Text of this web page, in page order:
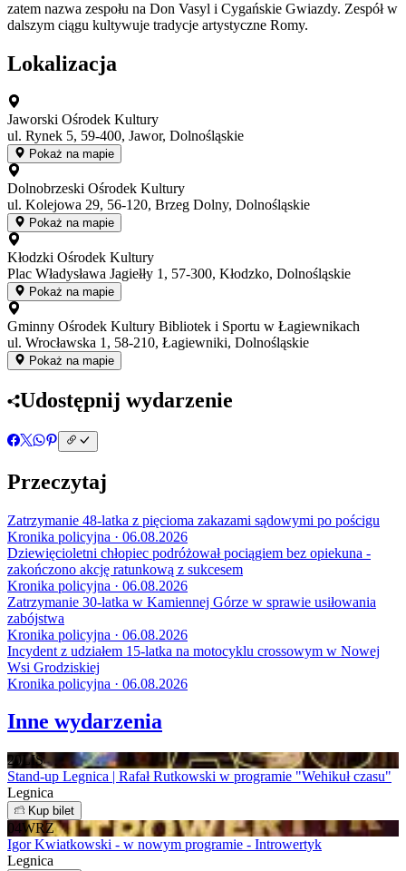
zatem nazwa zespołu na Don Vasyl i Cygańskie Gwiazdy. Zespół w
dalszym ciągu kultywuje tradycje artystyczne Romy.
Lokalizacja
Jaworski Ośrodek Kultury
ul. Rynek 5, 59-400, Jawor, Dolnośląskie
Pokaż na mapie
Dolnobrzeski Ośrodek Kultury
ul. Kolejowa 29, 56-120, Brzeg Dolny, Dolnośląskie
Pokaż na mapie
Kłodzki Ośrodek Kultury
Plac Władysława Jagiełły 1, 57-300, Kłodzko, Dolnośląskie
Pokaż na mapie
Gminny Ośrodek Kultury Bibliotek i Sportu w Łagiewnikach
ul. Wrocławska 1, 58-210, Łagiewniki, Dolnośląskie
Pokaż na mapie
Udostępnij wydarzenie
Przeczytaj
Zatrzymanie 48-latka z pięcioma zakazami sądowymi po pościgu
Kronika policyjna · 06.08.2026
Dziewięcioletni chłopiec podróżował pociągiem bez opiekuna -
zakończono akcję ratunkową z sukcesem
Kronika policyjna · 06.08.2026
Zatrzymanie 30-latka w Kamiennej Górze w sprawie usiłowania
zabójstwa
Kronika policyjna · 06.08.2026
Incydent z udziałem 15-latka na motocyklu crossowym w Nowej
Wsi Grodziskiej
Kronika policyjna · 06.08.2026
Inne wydarzenia
20 LIS
Stand-up Legnica | Rafał Rutkowski w programie "Wehikuł czasu"
Legnica
Kup bilet
04WRZ
Igor Kwiatkowski - w nowym programie - Introwertyk
Legnica